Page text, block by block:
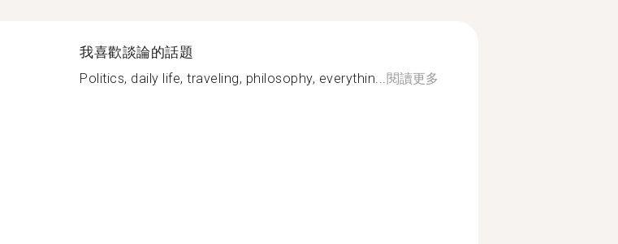
我喜歡談論的話題
Politics, daily life, traveling, philosophy, everythin...閱讀更多